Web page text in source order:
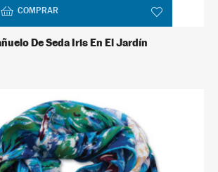
COMPRAR
De Seda Iris En El Jardín